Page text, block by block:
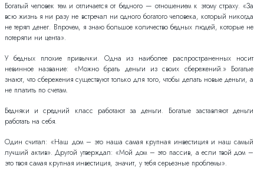
Богатый человек тем и отличается от бедного — отношением к этому страху. «За
всю жизнь я ни разу не встречал ни одного богатого человека, который никогда
не терял денег. Впрочем, я знаю большое количество бедных людей, которые не
потеряли ни цента».
У бедных плохие привычки. Одна из наиболее распространенных носит
невинное название: «Можно брать деньги из своих сбережений.» Богатые
знают, что сбережения существуют только для того, чтобы делать новые деньги, а
не платить по счетам.
Бедняки и средний класс работают за деньги. Богатые заставляют деньги
работать на себя.
Один считал: «Наш дом – это наша самая крупная инвестиция и наш самый
лучший актив». Другой утверждал: «Мой дом – это пассив, а если твой дом –
это твоя самая крупная инвестиция, значит, у тебя серьезные проблемы».